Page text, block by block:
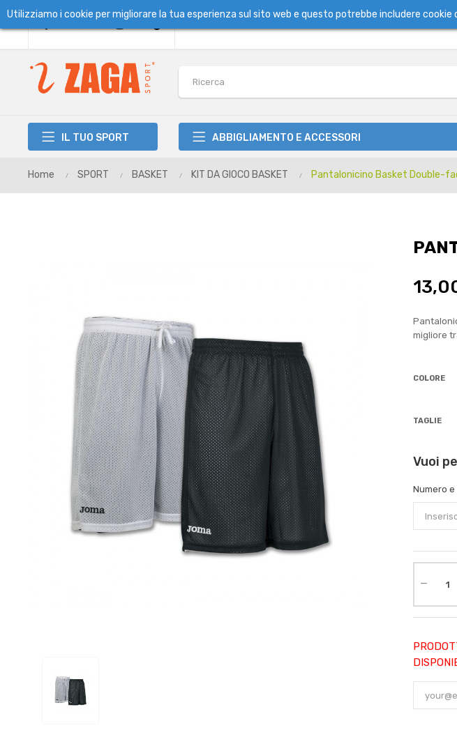
IL TUO SPORT ABBIGLIAMENTO E ACCESSORI
Home SPORT BASKET KIT DA GIOCO BASKET Pantalonicino Basket Double-
migliore
COLORE
TAGLIE
Vuoi
Numero e
Utilizziamo i cookie per migliorare la tua esperienza sul sito web e questo potrebbe includere